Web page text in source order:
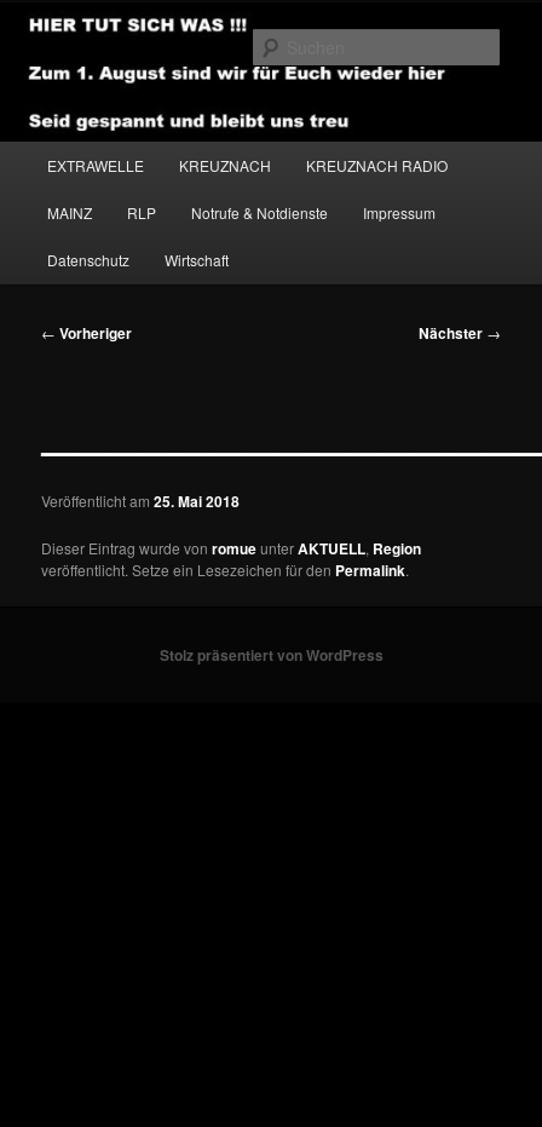
Zum
primären
Inhalt
NEWSHOUSE.MEDIA
EXTRAWELLE KREUZNACH KREUZNACH RADIO
MAINZ RLP Notrufe & Notdienste Impressum
Datenschutz Wirtschaft
Beitragsnavigation
← Vorheriger Nächster →
Veröffentlicht am25. Mai 2018
Dieser Eintrag wurde vonromueunterAKTUELL, Region
veröffentlicht. Setze ein Lesezeichen für den Permalink.
Stolz präsentiert von WordPress